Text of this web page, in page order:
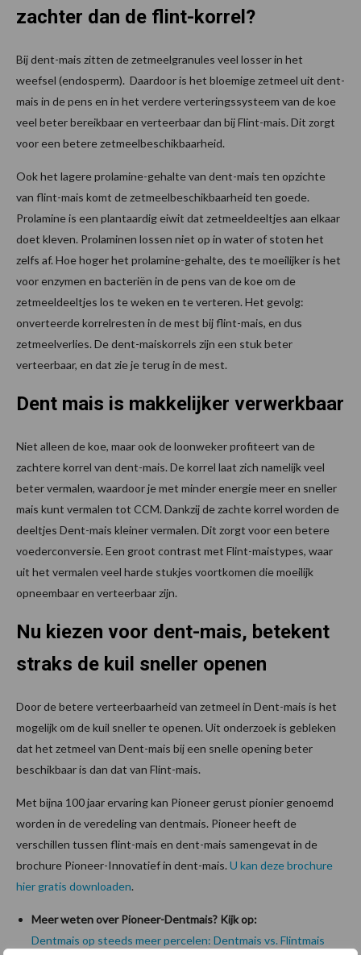
zachter dan de flint-korrel?
Bij dent-mais zitten de zetmeelgranules veel losser in het
weefsel (endosperm). Daardoor is het bloemige zetmeel uit dent-
mais in de pens en in het verdere verteringssysteem van de koe
veel beter bereikbaar en verteerbaar dan bij Flint-mais. Dit zorgt
voor een betere zetmeelbeschikbaarheid.
Ook het lagere prolamine-gehalte van dent-mais ten opzichte
van flint-mais komt de zetmeelbeschikbaarheid ten goede.
Prolamine is een plantaardig eiwit dat zetmeeldeeltjes aan elkaar
doet kleven. Prolaminen lossen niet op in water of stoten het
zelfs af. Hoe hoger het prolamine-gehalte, des te moeilijker is het
voor enzymen en bacteriën in de pens van de koe om de
zetmeeldeeltjes los te weken en te verteren. Het gevolg:
onverteerde korrelresten in de mest bij flint-mais, en dus
zetmeelverlies. De dent-maiskorrels zijn een stuk beter
verteerbaar, en dat zie je terug in de mest.
Dent mais is makkelijker verwerkbaar
Niet alleen de koe, maar ook de loonweker profiteert van de
zachtere korrel van dent-mais. De korrel laat zich namelijk veel
beter vermalen, waardoor je met minder energie meer en sneller
mais kunt vermalen tot CCM. Dankzij de zachte korrel worden de
deeltjes Dent-mais kleiner vermalen. Dit zorgt voor een betere
voederconversie. Een groot contrast met Flint-maistypes, waar
uit het vermalen veel harde stukjes voortkomen die moeilijk
opneembaar en verteerbaar zijn.
Nu kiezen voor dent-mais, betekent
straks de kuil sneller openen
Door de betere verteerbaarheid van zetmeel in Dent-mais is het
mogelijk om de kuil sneller te openen. Uit onderzoek is gebleken
dat het zetmeel van Dent-mais bij een snelle opening beter
beschikbaar is dan dat van Flint-mais.
Met bijna 100 jaar ervaring kan Pioneer gerust pionier genoemd
worden in de veredeling van dentmais. Pioneer heeft de
verschillen tussen flint-mais en dent-mais samengevat in de
brochure Pioneer-Innovatief in dent-mais. U kan deze brochure
hier gratis downloaden.
Meer weten over Pioneer-Dentmais? Kijk op:
Dentmais op steeds meer percelen: Dentmais vs. Flintmais